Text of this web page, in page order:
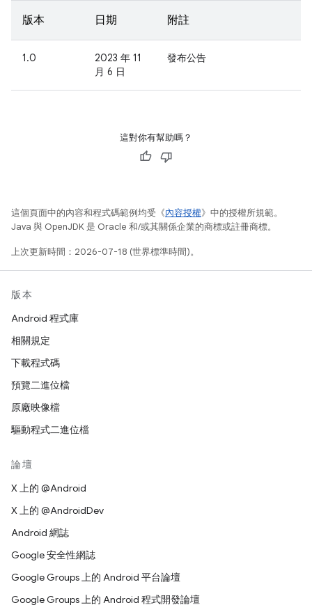
版本 日期 附註
1.0
2023 年 11
月 6 日
發布公告
這對你有幫助嗎？
這個頁面中的內容和程式碼範例均受《內容授權》中的授權所規範。
Java 與 OpenJDK 是 Oracle 和/或其關係企業的商標或註冊商標。
上次更新時間：2026-07-18 (世界標準時間)。
版本
Android 程式庫
相關規定
下載程式碼
預覽二進位檔
原廠映像檔
驅動程式二進位檔
論壇
X 上的 @Android
X 上的 @AndroidDev
Android 網誌
Google 安全性網誌
Google Groups 上的 Android 平台論壇
Google Groups 上的 Android 程式開發論壇